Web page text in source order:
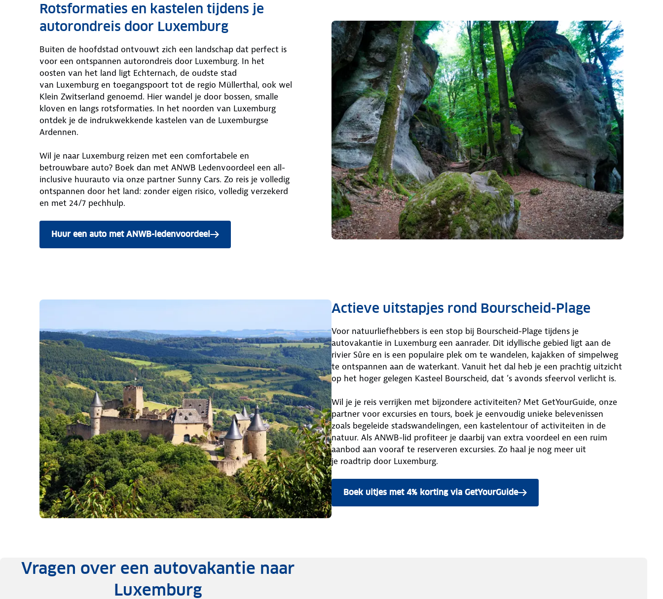
Rotsformaties en kastelen tijdens je
autorondreis door Luxemburg
Buiten de hoofdstad ontvouwt zich een landschap dat perfect is
voor een ontspannen autorondreis door Luxemburg. In het
oosten van het land ligt Echternach, de oudste stad
van Luxemburg en toegangspoort tot de regio Müllerthal, ook wel
Klein Zwitserland genoemd. Hier wandel je door bossen, smalle
kloven en langs rotsformaties. In het noorden van Luxemburg
ontdek je de indrukwekkende kastelen van de Luxemburgse
Ardennen.
Wil je naar Luxemburg reizen met een comfortabele en
betrouwbare auto? Boek dan met ANWB Ledenvoordeel een all-
inclusive huurauto via onze partner Sunny Cars. Zo reis je volledig
ontspannen door het land: zonder eigen risico, volledig verzekerd
en met 24/7 pechhulp.
Huur een auto met ANWB-ledenvoordeel
Actieve uitstapjes rond Bourscheid-Plage
Voor natuurliefhebbers is een stop bij Bourscheid-Plage tijdens je
autovakantie in Luxemburg een aanrader. Dit idyllische gebied ligt aan de
rivier Sûre en is een populaire plek om te wandelen, kajakken of simpelweg
te ontspannen aan de waterkant. Vanuit het dal heb je een prachtig uitzicht
op het hoger gelegen Kasteel Bourscheid, dat ’s avonds sfeervol verlicht is.
Wil je je reis verrijken met bijzondere activiteiten? Met GetYourGuide, onze
partner voor excursies en tours, boek je eenvoudig unieke belevenissen
zoals begeleide stadswandelingen, een kastelentour of activiteiten in de
natuur. Als ANWB-lid profiteer je daarbij van extra voordeel en een ruim
aanbod aan vooraf te reserveren excursies. Zo haal je nog meer uit
je roadtrip door Luxemburg.
Boek uitjes met 4% korting via GetYourGuide
Vragen over een autovakantie naar
Luxemburg